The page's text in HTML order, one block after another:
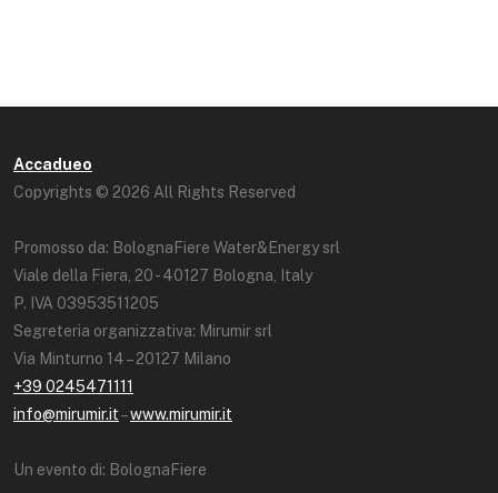
Accadueo
Copyrights © 2026 All Rights Reserved
Promosso da: BolognaFiere Water&Energy srl
Viale della Fiera, 20 - 40127 Bologna, Italy
P. IVA 03953511205
Segreteria organizzativa: Mirumir srl
Via Minturno 14 – 20127 Milano
+39 0245471111
info@mirumir.it–www.mirumir.it
Un evento di: BolognaFiere